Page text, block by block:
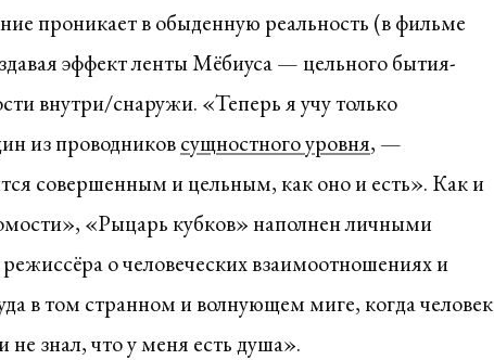
проникает в обыденную реальность (в фильме
эффект ленты Мёбиуса — цельного бытия-
внутри/снаружи. «Теперь я учу только
из проводниковсущностного уровня, —
совершенным и цельным, как оно и есть». Как и
«Рыцарь кубков» наполнен личными
о человеческих взаимоотношениях и
в том странном и волнующем миге, когда человек
не знал, что у меня есть душа».